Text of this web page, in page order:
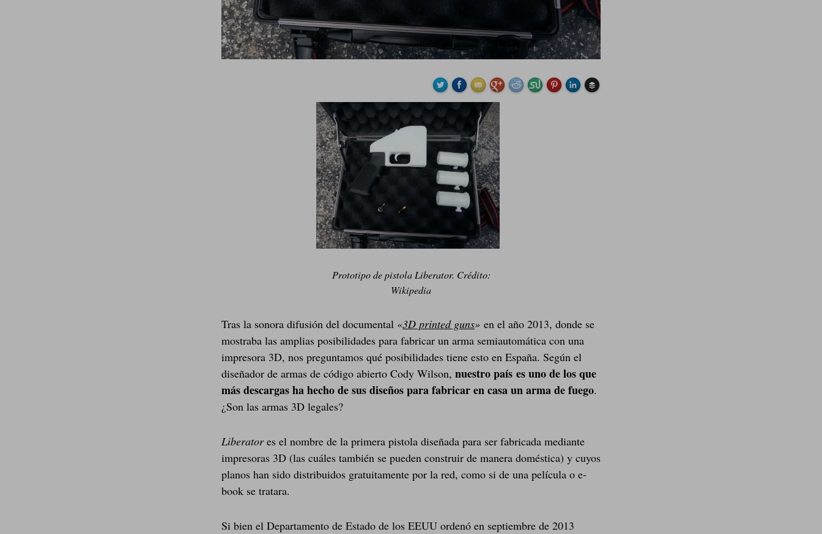
Prototipo de pistola Liberator. Crédito:
Wikipedia
Tras la sonora difusión del documental «3D printed guns» en el año 2013, donde se
mostraba las amplias posibilidades para fabricar un arma semiautomática con una
impresora 3D, nos preguntamos qué posibilidades tiene esto en España. Según el
diseñador de armas de código abierto Cody Wilson, nuestro país es uno de los que
más descargas ha hecho de sus diseños para fabricar en casa un arma de fuego.
¿Son las armas 3D legales?
Liberatores el nombre de la primera pistola diseñada para ser fabricada mediante
impresoras 3D (las cuáles también se pueden construir de manera doméstica) y cuyos
planos han sido distribuidos gratuitamente por la red, como si de una película o e-
book se tratara.
Si bien el Departamento de Estado de los EEUU ordenó en septiembre de 2013